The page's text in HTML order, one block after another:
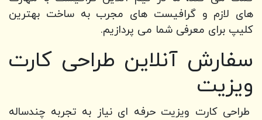
های لازم و گرافیست های مجرب به ساخت بهترین
کلیپ برای معرفی شما می پردازیم.
سفارش آنلاین طراحی کارت
ویزیت
طراحی کارت ویزیت حرفه ای نیاز به تجربه چندساله